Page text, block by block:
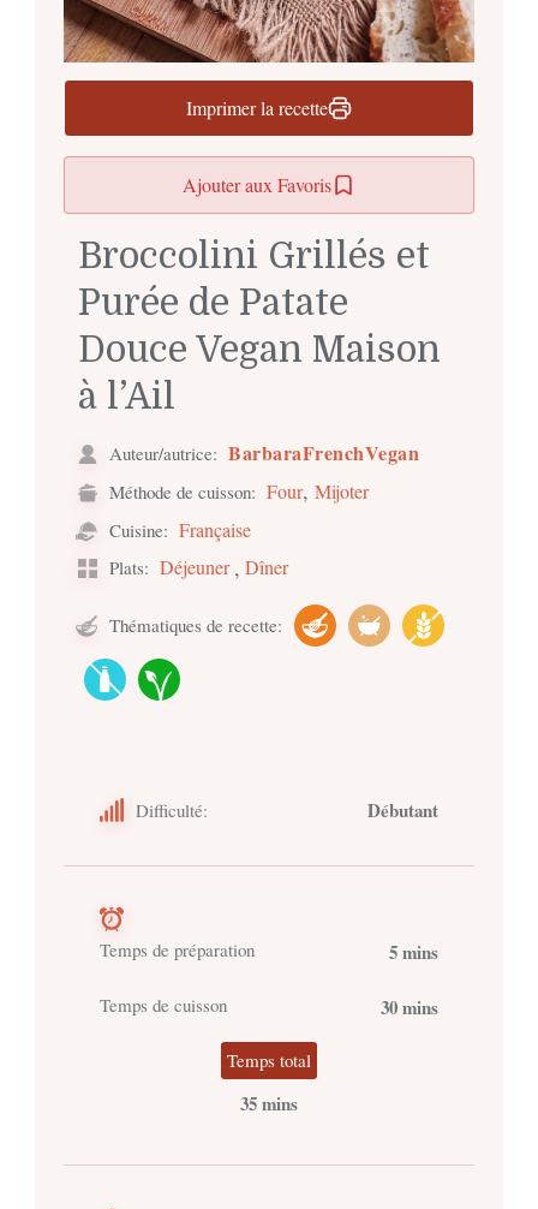
Imprimer la recette
Ajouter aux Favoris
Broccolini Grillés et
Purée de Patate
Douce Vegan Maison
à l’Ail
Auteur/autrice: BarbaraFrenchVegan
Méthode de cuisson: Four, Mijoter
Cuisine: Française
Plats: Déjeuner , Dîner
Thématiques de recette:
Difficulté: Débutant
Temps de préparation 5 mins
Temps de cuisson 30 mins
Temps total
35 mins